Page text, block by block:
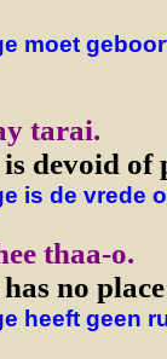
moet
tarai.
devoid of
is de vrede
thaa-o.
no
heeft geen